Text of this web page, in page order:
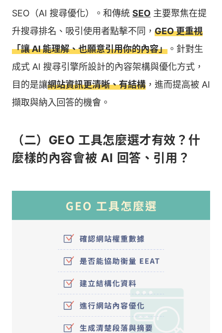
SEO（AI 搜尋優化）。和傳統 SEO 主要聚焦在提
升搜尋排名、吸引使用者點擊不同， GEO 更重視
「讓 AI 能理解、也願意引用你的內容」 。針對生
成式 AI 搜尋引擎所設計的內容架構與優化方式，
目的是讓網站資訊更清晰、有結構 ，進而提高被 AI
擷取與納入回答的機會。
（二）GEO 工具怎麼選才有效？什
麼樣的內容會被 AI 回答、引用？